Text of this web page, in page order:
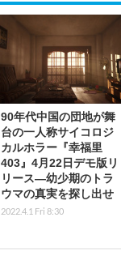
90年代中国の団地が舞
台の一人称サイコロジ
カルホラー『幸福里
403』4月22日デモ版リ
リース―幼少期のトラ
ウマの真実を探し出せ
2022.4.1 Fri 8:30